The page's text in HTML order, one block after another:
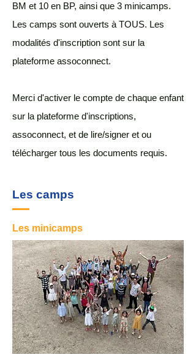
BM et 10 en BP, ainsi que 3 minicamps.
Les camps sont ouverts à TOUS. Les
modalités d'inscription sont sur la
plateforme assoconnect.
Merci d'activer le compte de chaque enfant
sur la plateforme d'inscriptions,
assoconnect, et de lire/signer et ou
télécharger tous les documents requis.
Les camps
Les minicamps